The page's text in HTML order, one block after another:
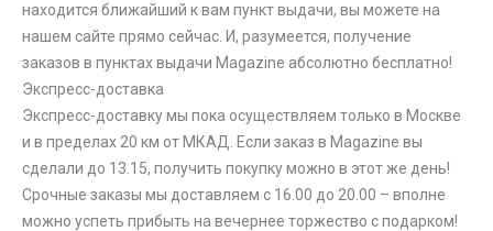
находится ближайший к вам пункт выдачи, вы можете на
нашем сайте прямо сейчас. И, разумеется, получение
заказов в пунктах выдачи Magazine абсолютно бесплатно!
Экспресс-доставка
Экспресс-доставку мы пока осуществляем только в Москве
и в пределах 20 км от МКАД. Если заказ в Magazine вы
сделали до 13.15, получить покупку можно в этот же день!
Срочные заказы мы доставляем с 16.00 до 20.00 – вполне
можно успеть прибыть на вечернее торжество с подарком!